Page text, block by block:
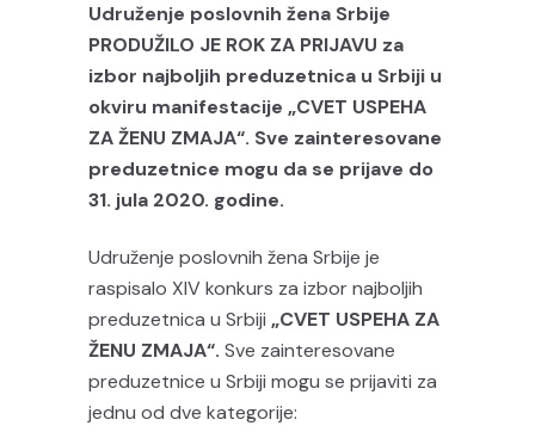
Udruženje poslovnih žena Srbije
PRODUŽILO JE ROK ZA PRIJAVU za
izbor najboljih preduzetnica u Srbiji u
okviru manifestacije „CVET USPEHA
ZA ŽENU ZMAJA“. Sve zainteresovane
preduzetnice mogu da se prijave do
31. jula 2020. godine.
Udruženje poslovnih žena Srbije je
raspisalo XIV konkurs za izbor najboljih
preduzetnica u Srbiji „CVET USPEHA ZA
ŽENU ZMAJA“. Sve zainteresovane
preduzetnice u Srbiji mogu se prijaviti za
jednu od dve kategorije: